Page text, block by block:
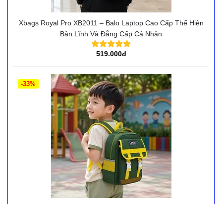
Xbags Royal Pro XB2011 – Balo Laptop Cao Cấp Thể Hiện
Bản Lĩnh Và Đẳng Cấp Cá Nhân
519.000đ
-33%